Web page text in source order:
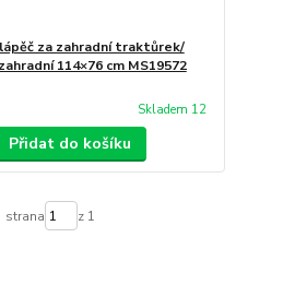
za zahradní traktůrek/
114×76 cm MS19572
Skladem 12
Přidat do košíku
strana z 1